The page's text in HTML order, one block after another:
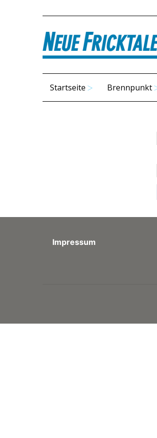
Startseite Brennpunkt
Impressum